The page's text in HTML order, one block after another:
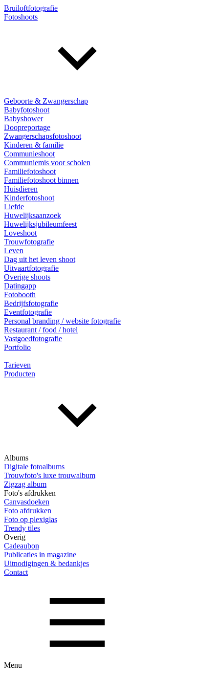
Bruiloftfotografie
Fotoshoots
Geboorte & Zwangerschap
Babyfotoshoot
Babyshower
Doopreportage
Zwangerschapsfotoshoot
Kinderen & familie
Communieshoot
Communiemis voor scholen
Familiefotoshoot
Familiefotoshoot binnen
Huisdieren
Kinderfotoshoot
Liefde
Huwelijksaanzoek
Huwelijksjubileumfeest
Loveshoot
Trouwfotografie
Leven
Dag uit het leven shoot
Uitvaartfotografie
Overige shoots
Datingapp
Fotobooth
Bedrijfsfotografie
Eventfotografie
Personal branding / website fotografie
Restaurant / food / hotel
Vastgoedfotografie
Portfolio
Tarieven
Producten
Albums
Digitale fotoalbums
Trouwfoto's luxe trouwalbum
Zigzag album
Foto's afdrukken
Canvasdoeken
Foto afdrukken
Foto op plexiglas
Trendy tiles
Overig
Cadeaubon
Publicaties in magazine
Uitnodigingen & bedankjes
Contact
Menu